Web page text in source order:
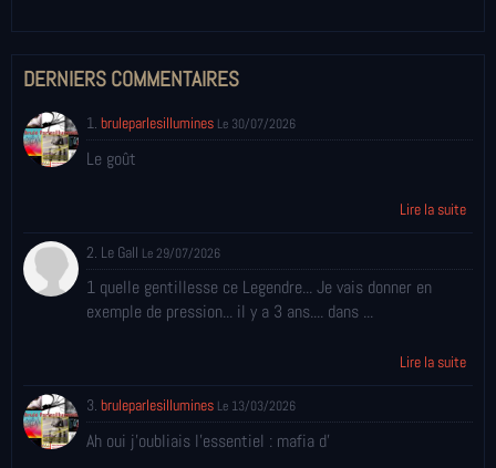
DERNIERS COMMENTAIRES
1. bruleparlesillumines Le 30/07/2026
Le goût
Lire la suite
2. Le Gall Le 29/07/2026
1 quelle gentillesse ce Legendre... Je vais donner en
exemple de pression... il y a 3 ans.... dans ...
Lire la suite
3. bruleparlesillumines Le 13/03/2026
Ah oui j'oubliais l'essentiel : mafia d'